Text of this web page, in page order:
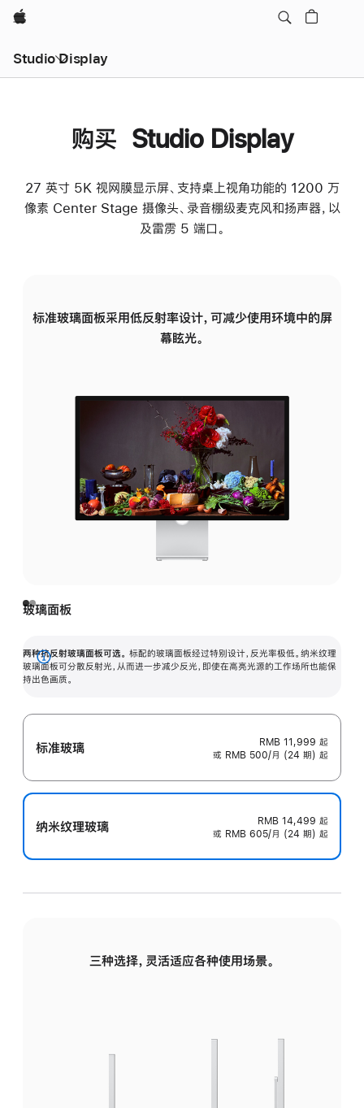
Apple
Studio Display
购买 Studio Display
27 英寸 5K 视网膜显示屏、支持桌上视角功能的 1200 万
像素 Center Stage 摄像头、录音棚级麦克风和扬声器，以
及雷雳 5 端口。
标准玻璃面板采用低反射率设计，可减少使用环境中的屏
幕眩光。
玻璃面板
两种抗反射玻璃面板可选。 标配的玻璃面板经过特别设计，反光率极低。纳米纹理
玻璃面板可分散反射光，从而进一步减少反光，即使在高亮光源的工作场所也能保
持出色画质。
展
开
标准玻璃 RMB 11,999 起
或 RMB 500/月 (24 期) 起
纳米纹理玻璃 RMB 14,499 起
或 RMB 605/月 (24 期) 起
三种选择，灵活适应各种使用场景。